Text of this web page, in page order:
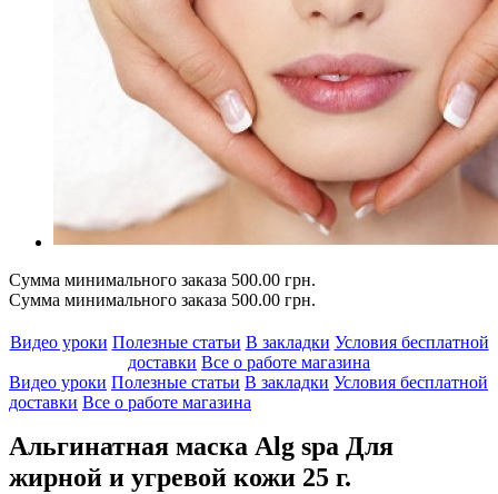
Сумма минимального заказа 500.00 грн.
Сумма минимального заказа 500.00 грн.
Видео уроки Полезные статьи В закладки Условия бесплатной
доставки Все о работе магазина
Видео уроки Полезные статьи В закладки Условия бесплатной
доставки Все о работе магазина
Альгинатная маска Alg spa Для
жирной и угревой кожи 25 г.